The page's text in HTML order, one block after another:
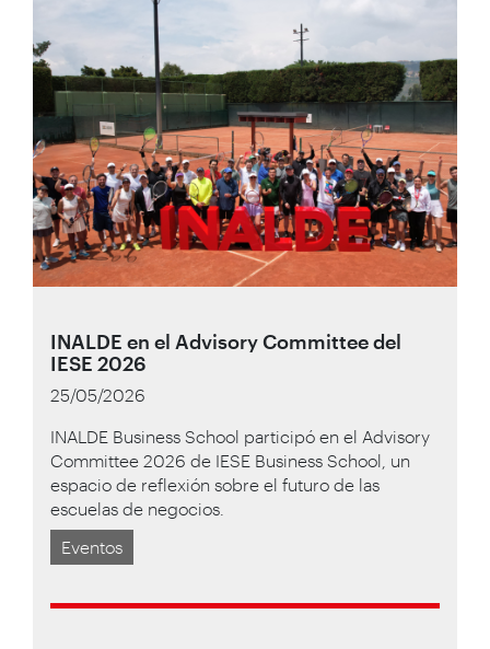
INALDE en el Advisory Committee del
IESE 2026
25/05/2026
INALDE Business School participó en el Advisory
Committee 2026 de IESE Business School, un
espacio de reflexión sobre el futuro de las
escuelas de negocios.
Eventos